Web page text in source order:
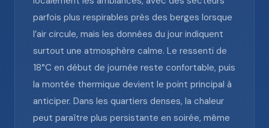
parfois plus respirables près des berges lorsque
l’air circule, mais les données du jour indiquent
surtout une atmosphère calme. Le ressenti de
18°C en début de journée reste confortable, puis
la montée thermique devient le point principal à
anticiper. Dans les quartiers denses, la chaleur
peut paraître plus persistante en soirée, même